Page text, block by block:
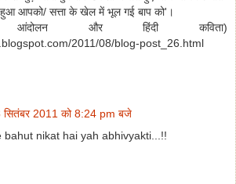
हुआ आपको/ सत्ता के खेल में भूल गई बाप को'।
आंदोलन और हिंदी कविता)
2011/08/blog-post_26.html
सितंबर 2011 को 8:24 pm बजे
bahut nikat hai yah abhivyakti...!!